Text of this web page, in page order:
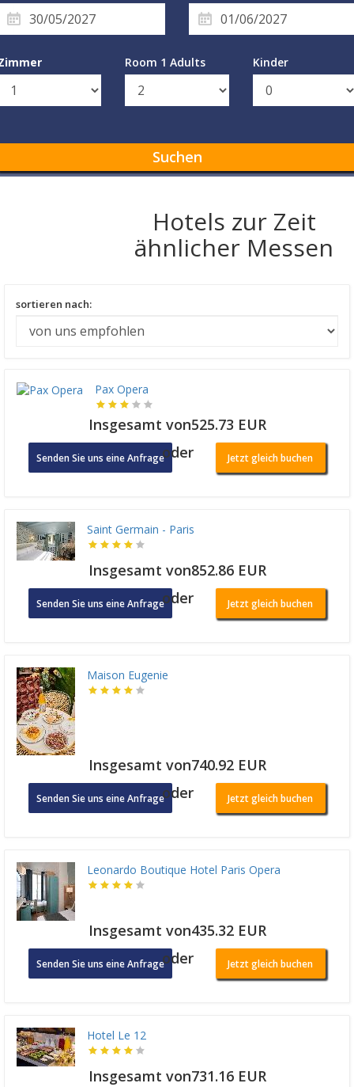
Room 1 Adults Kinder
Suchen
Hotels zur Zeit
ähnlicher Messen
sortieren nach:
Pax Opera
Insgesamt von525.73 EUR
Senden Sie uns eine Anfrageoder Jetzt gleich buchen
Saint Germain - Paris
Insgesamt von852.86 EUR
Senden Sie uns eine Anfrageoder Jetzt gleich buchen
Maison Eugenie
Insgesamt von740.92 EUR
Senden Sie uns eine Anfrageoder Jetzt gleich buchen
Leonardo Boutique Hotel Paris Opera
Insgesamt von435.32 EUR
Senden Sie uns eine Anfrageoder Jetzt gleich buchen
Hotel Le 12
Insgesamt von731.16 EUR